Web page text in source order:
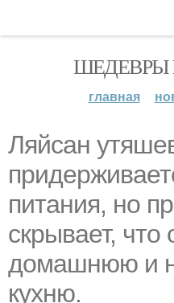
ШЕДЕВРЫ
главная
Ляйсан
питания, но
скрывает,
домашнюю и
кухню.